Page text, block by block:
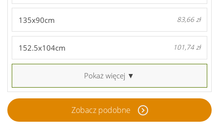
135x90cm 83,66 zł
152.5x104cm 101,74 zł
Pokaż więcej ▼
Zobacz podobne